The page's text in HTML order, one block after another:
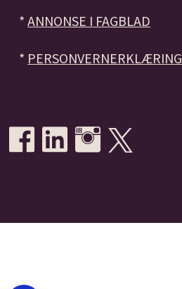
*ANNONSE I FAGBLAD
* PERSONVERNERKLÆRING